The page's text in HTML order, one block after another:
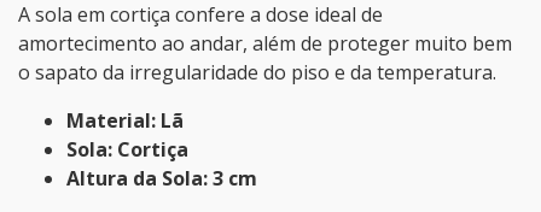
A sola em cortiça confere a dose ideal de
amortecimento ao andar, além de proteger muito bem
o sapato da irregularidade do piso e da temperatura.
Material: Lã
Sola: Cortiça
Altura da Sola: 3 cm